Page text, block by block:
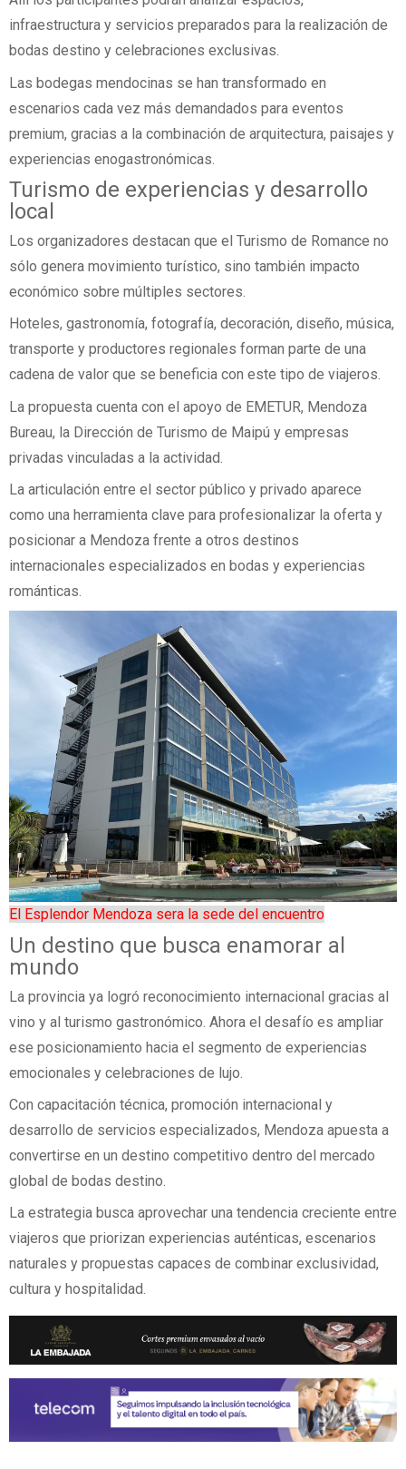
infraestructura y servicios preparados para la realización de
bodas destino y celebraciones exclusivas.
Las bodegas mendocinas se han transformado en
escenarios cada vez más demandados para eventos
premium, gracias a la combinación de arquitectura, paisajes y
experiencias enogastronómicas.
Turismo de experiencias y desarrollo
local
Los organizadores destacan que el Turismo de Romance no
sólo genera movimiento turístico, sino también impacto
económico sobre múltiples sectores.
Hoteles, gastronomía, fotografía, decoración, diseño, música,
transporte y productores regionales forman parte de una
cadena de valor que se beneficia con este tipo de viajeros.
La propuesta cuenta con el apoyo de EMETUR, Mendoza
Bureau, la Dirección de Turismo de Maipú y empresas
privadas vinculadas a la actividad.
La articulación entre el sector público y privado aparece
como una herramienta clave para profesionalizar la oferta y
posicionar a Mendoza frente a otros destinos
internacionales especializados en bodas y experiencias
románticas.
El Esplendor Mendoza sera la sede del encuentro
Un destino que busca enamorar al
mundo
La provincia ya logró reconocimiento internacional gracias al
vino y al turismo gastronómico. Ahora el desafío es ampliar
ese posicionamiento hacia el segmento de experiencias
emocionales y celebraciones de lujo.
Con capacitación técnica, promoción internacional y
desarrollo de servicios especializados, Mendoza apuesta a
convertirse en un destino competitivo dentro del mercado
global de bodas destino.
La estrategia busca aprovechar una tendencia creciente entre
viajeros que priorizan experiencias auténticas, escenarios
naturales y propuestas capaces de combinar exclusividad,
cultura y hospitalidad.